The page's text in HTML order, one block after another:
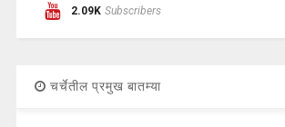
2.09K Subscribers
चर्चेतील प्रमुख बातम्या